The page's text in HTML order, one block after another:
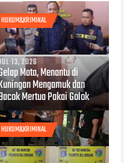
HUKUM&KRIMINAL
13, 2026
Mata, Menantu di
Mengamuk dan
Mertua Pakai Golok
HUKUM&KRIMINAL